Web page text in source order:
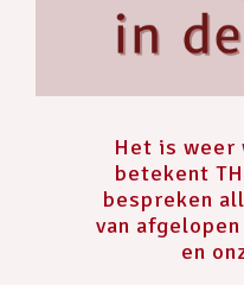
Het is weer
betekent
bespreken
van
en